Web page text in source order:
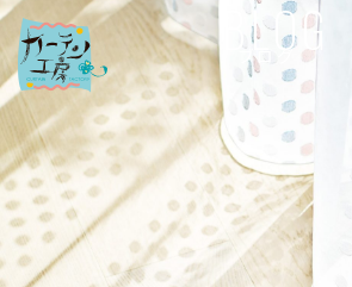
BLOG
ブログ